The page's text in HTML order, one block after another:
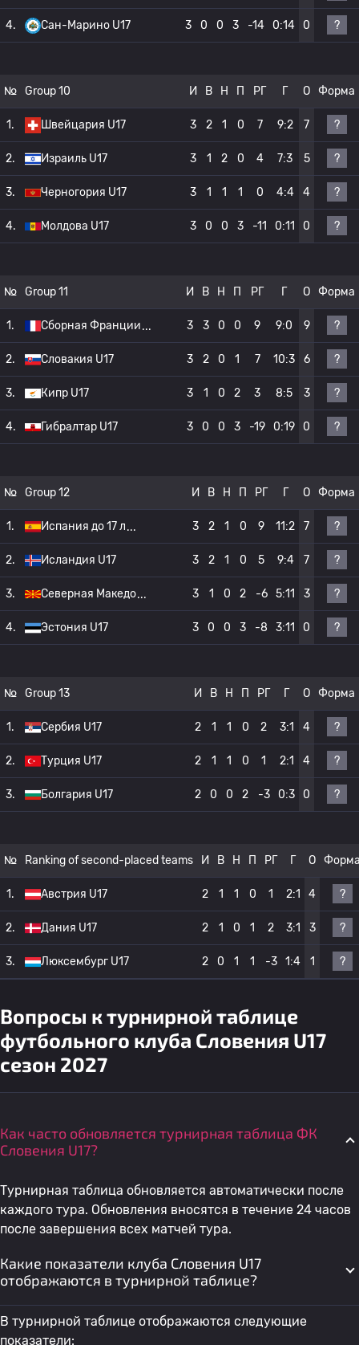
4. Сан-Марино U17 3 0 0 3 -14 0:14 0 ?
№ Group 10 И В Н П РГ Г О Форма
1. Швейцария U17 3 2 1 0 7 9:2 7 ?
2. Израиль U17 3 1 2 0 4 7:3 5 ?
3. Черногория U17 3 1 1 1 0 4:4 4 ?
4. Молдова U17 3 0 0 3 -11 0:11 0 ?
№ Group 11 И В Н П РГ Г О Форма
1. Сборная Франции 3 3 0 0 9 9:0 9 ?
2. Словакия U17 3 2 0 1 7 10:3 6 ?
3. Кипр U17 3 1 0 2 3 8:5 3 ?
4. Гибралтар U17 3 0 0 3 -19 0:19 0 ?
№ Group 12 И В Н П РГ Г О Форма
1. Испания до 17 л 3 2 1 0 9 11:2 7 ?
2. Исландия U17 3 2 1 0 5 9:4 7 ?
3. Северная Македо 3 1 0 2 -6 5:11 3 ?
4. Эстония U17 3 0 0 3 -8 3:11 0 ?
№ Group 13 И В Н П РГ Г О Форма
1. Сербия U17 2 1 1 0 2 3:1 4 ?
2. Турция U17 2 1 1 0 1 2:1 4 ?
3. Болгария U17 2 0 0 2 -3 0:3 0 ?
№ Ranking of second-placed teams И В Н П РГ Г О
1. Австрия U17 2 1 1 0 1 2:1 4 ?
2. Дания U17 2 1 0 1 2 3:1 3 ?
3. Люксембург U17 2 0 1 1 -3 1:4 1 ?
Вопросы к турнирной таблице
футбольного клуба Словения U17
сезон 2027
Как часто обновляется турнирная таблица ФК
Словения U17?
Турнирная таблица обновляется автоматически после
каждого тура. Обновления вносятся в течение 24 часов
после завершения всех матчей тура.
Какие показатели клуба Словения U17
отображаются в турнирной таблице?
В турнирной таблице отображаются следующие
показатели: